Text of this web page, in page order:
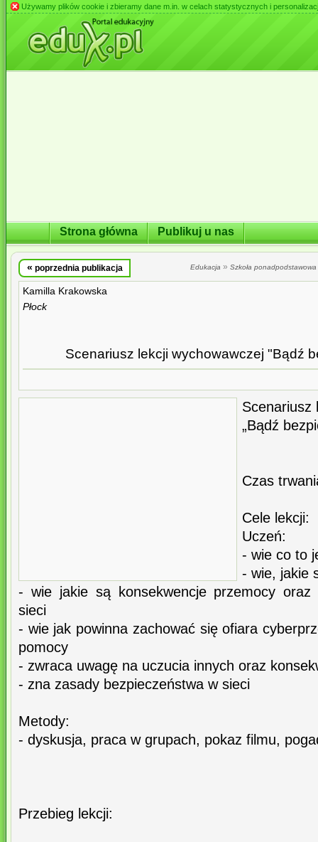
Używamy plików cookie i zbieramy dane m.in. w celach statystycznych i
Strona główna Publikuj u nas
« poprzednia publikacja Edukacja » Szkoła ponadpodstawowa
Kamilla Krakowska
Płock
Scenariusz lekcji wychowawczej "Bądź
Scenariusz
„Bądź
Czas
Cele lekcji:
Uczeń:
- wie co to
- wie, jakie
- wie jakie są konsekwencje przemocy oraz
sieci
- wie jak powinna zachować się ofiara
pomocy
- zwraca uwagę na uczucia innych oraz
- zna zasady bezpieczeństwa w sieci
Metody:
- dyskusja, praca w grupach, pokaz filmu,
Przebieg lekcji: